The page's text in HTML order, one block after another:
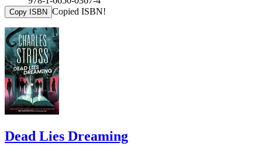
Copy ISBN Copied ISBN!
Dead Lies Dreaming